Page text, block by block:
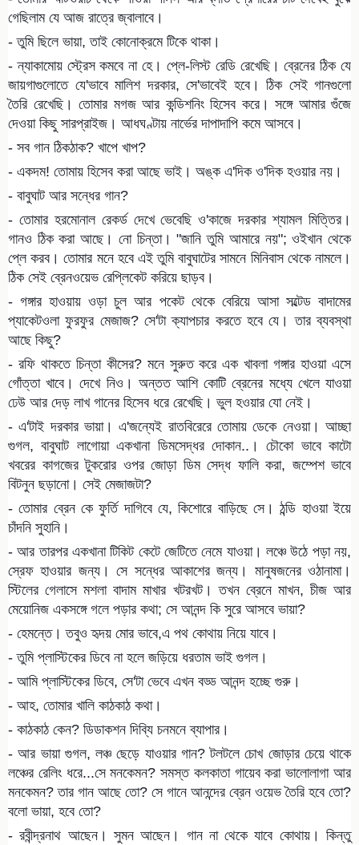
গেছিলাম যে আজ রাত্রে জ্বালাবে।
- তুমি ছিলে ভায়া, তাই কোনোক্রমে টিকে থাকা।
- ন্যাকামোয় স্ট্রেস কমবে না হে। প্লে-লিস্ট রেডি রেখেছি। ব্রেনের ঠিক যে
জায়গাগুলোতে যে'ভাবে মালিশ দরকার, সে'ভাবেই হবে। ঠিক সেই গানগুলো
তৈরি রেখেছি। তোমার মগজ আর কন্ডিশনিং হিসেব করে। সঙ্গে আমার গুঁজে
দেওয়া কিছু সারপ্রাইজ। আধঘণ্টায় নার্ভের দাপাদাপি কমে আসবে।
- সব গান ঠিকঠাক? খাপে খাপ?
- একদম! তোমায় হিসেব করা আছে ভাই। অঙ্ক এ'দিক ও'দিক হওয়ার নয়।
- বাবুঘাট আর সন্ধের গান?
- তোমার হরমোনাল রেকর্ড দেখে ভেবেছি ও'কাজে দরকার শ্যামল মিত্তির।
গানও ঠিক করা আছে। নো চিন্তা। "জানি তুমি আমারে নয়"; ওইখান থেকে
প্লে করব। তোমার মনে হবে এই তুমি বাবুঘাটের সামনে মিনিবাস থেকে নামলে।
ঠিক সেই ব্রেনওয়েভ রেপ্লিকেট করিয়ে ছাড়ব।
- গঙ্গার হাওয়ায় ওড়া চুল আর পকেট থেকে বেরিয়ে আসা সল্টেড বাদামের
প্যাকেটওলা ফুরফুর মেজাজ? সে'টা ক্যাপচার করতে হবে যে। তার ব্যবস্থা
আছে কিছু?
- রফি থাকতে চিন্তা কীসের? মনে সুরুত করে এক খাবলা গঙ্গার হাওয়া এসে
গোঁত্তা খাবে। দেখে নিও। অন্তত আশি কোটি ব্রেনের মধ্যে খেলে যাওয়া
ঢেউ আর দেড় লাখ গানের হিসেব ধরে রেখেছি। ভুল হওয়ার যো নেই।
- এ'টাই দরকার ভায়া। এ'জন্যেই রাতবিরেরে তোমায় ডেকে নেওয়া। আচ্ছা
গুগল, বাবুঘাট লাগোয়া একখানা ডিমসেদ্ধর দোকান..। চৌকো ভাবে কাটো
খবরের কাগজের টুকরোর ওপর জোড়া ডিম সেদ্ধ ফালি করা, জম্পেশ ভাবে
বিটনুন ছড়ানো। সেই মেজাজটা?
- তোমার ব্রেন কে ফুর্তি দাগিবে যে, কিশোরে বাড়িছে সে। ঠন্ডি হাওয়া ইয়ে
চাঁদনি সুহানি।
- আর তারপর একখানা টিকিট কেটে জেটিতে নেমে যাওয়া। লঞ্চে উঠে পড়া নয়,
স্রেফ হাওয়ার জন্য। সে সন্ধের আকাশের জন্য। মানুষজনের ওঠানামা।
স্টিলের গেলাসে মশলা বাদাম মাখার খটরখট। তখন ব্রেনে মাখন, চীজ আর
মেয়োনিজ একসঙ্গে গলে পড়ার কথা; সে আনন্দ কি সুরে আসবে ভায়া?
- হেমন্তে। তবুও হৃদয় মোর ভাবে,এ পথ কোথায় নিয়ে যাবে।
- তুমি প্লাস্টিকের ডিবে না হলে জড়িয়ে ধরতাম ভাই গুগল।
- আমি প্লাস্টিকের ডিবে, সে'টা ভেবে এখন বড্ড আনন্দ হচ্ছে গুরু।
- আহ, তোমার খালি কাঠকাঠ কথা।
- কাঠকাঠ কেন? ডিডাকশন দিব্যি চনমনে ব্যাপার।
- আর ভায়া গুগল, লঞ্চ ছেড়ে যাওয়ার গান? টলটলে চোখ জোড়ার চেয়ে থাকে
লঞ্চের রেলিং ধরে...সে মনকেমন? সমস্ত কলকাতা গায়েব করা ভালোলাগা আর
মনকেমন? তার গান আছে তো? সে গানে আনন্দের ব্রেন ওয়েভ তৈরি হবে তো?
বলো ভায়া, হবে তো?
- রবীন্দ্রনাথ আছেন। সুমন আছেন। গান না থেকে যাবে কোথায়। কিন্তু